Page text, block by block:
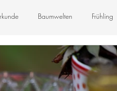
Baumwelten Frühling
Krafttier - Botschaften